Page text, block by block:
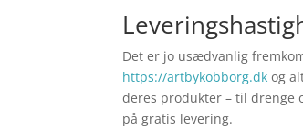
Det er jo usædvanlig
https://artbykobborg.dk og
deres produkter – til drenge
på gratis levering.